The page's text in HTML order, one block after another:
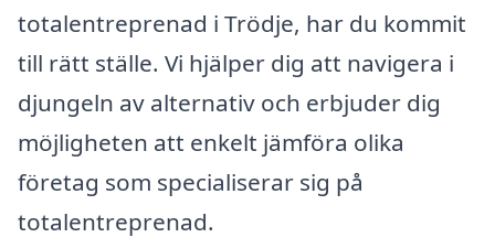
totalentreprenad i Trödje, har du kommit
till rätt ställe. Vi hjälper dig att navigera i
djungeln av alternativ och erbjuder dig
möjligheten att enkelt jämföra olika
företag som specialiserar sig på
totalentreprenad.